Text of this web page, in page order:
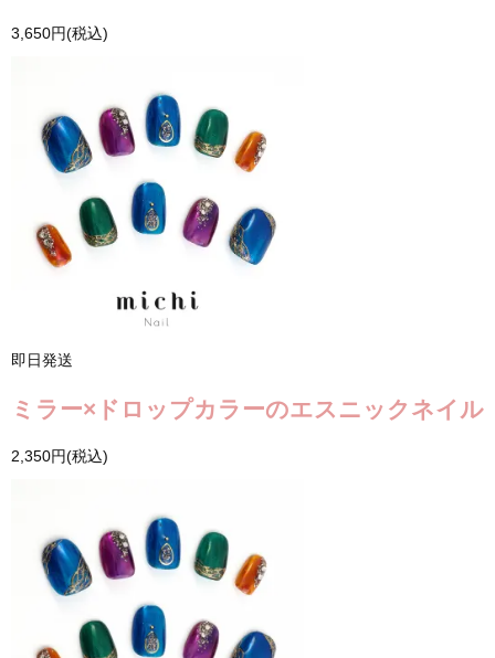
3,650円(税込)
即日発送
ミラー×ドロップカラーのエスニックネイル
2,350円(税込)